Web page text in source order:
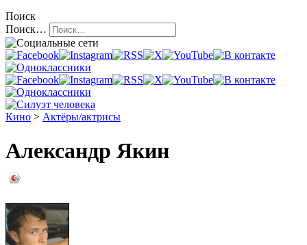
Поиск
Поиск…
Кино > Актёры/актрисы
Александр Якин